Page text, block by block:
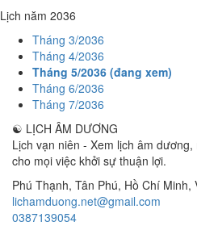
Lịch năm 2036
Tháng 3/2036
Tháng 4/2036
Tháng 5/2036 (đang xem)
Tháng 6/2036
Tháng 7/2036
☯ LỊCH ÂM DƯƠNG
Lịch vạn niên - Xem lịch âm
cho mọi việc khởi sự thuận lợi.
Phú Thạnh, Tân Phú, Hồ Chí Minh,
lichamduong.net@gmail.com
0387139054